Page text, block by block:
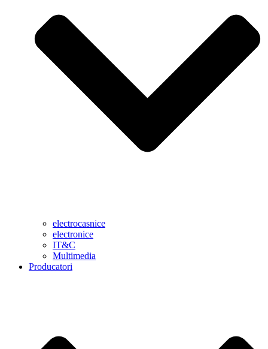
electrocasnice
electronice
IT&C
Multimedia
Producatori